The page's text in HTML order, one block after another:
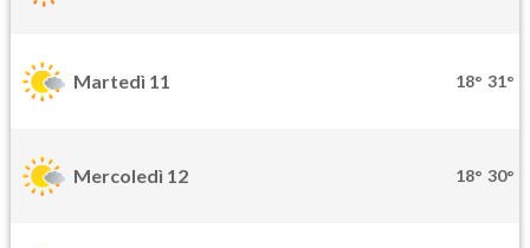
Martedì 11 18° 31°
Mercoledì 12 18° 30°